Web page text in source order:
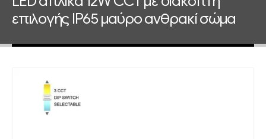
επιλογής IP65 μαύρο ανθρακί σώμα